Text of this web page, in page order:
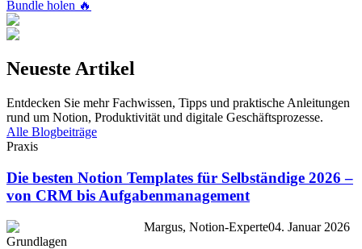
Bundle holen 🔥
Neueste Artikel
Entdecken Sie mehr Fachwissen, Tipps und praktische Anleitungen
rund um Notion, Produktivität und digitale Geschäftsprozesse.
Alle Blogbeiträge
Praxis
Die besten Notion Templates für Selbständige 2026 –
von CRM bis Aufgabenmanagement
Margus, Notion-Experte04. Januar 2026
Grundlagen